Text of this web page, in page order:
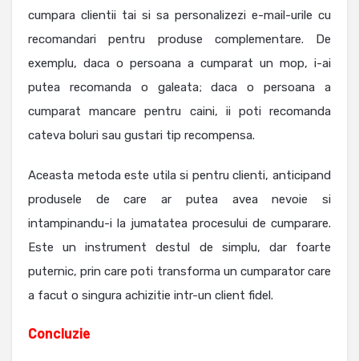
cumpara clientii tai si sa personalizezi e-mail-urile cu
recomandari pentru produse complementare. De
exemplu, daca o persoana a cumparat un mop, i-ai
putea recomanda o galeata; daca o persoana a
cumparat mancare pentru caini, ii poti recomanda
cateva boluri sau gustari tip recompensa.
Aceasta metoda este utila si pentru clienti, anticipand
produsele de care ar putea avea nevoie si
intampinandu-i la jumatatea procesului de cumparare.
Este un instrument destul de simplu, dar foarte
puternic, prin care poti transforma un cumparator care
a facut o singura achizitie intr-un client fidel.
Concluzie